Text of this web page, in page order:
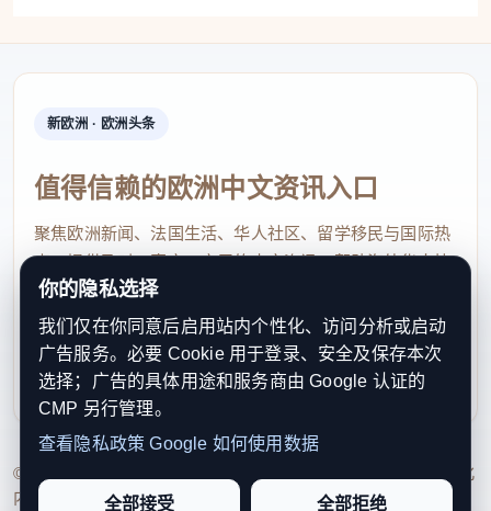
新欧洲 · 欧洲头条
值得信赖的欧洲中文资讯入口
聚焦欧洲新闻、法国生活、华人社区、留学移民与国际热
点，提供及时、真实、实用的中文资讯，帮助海外华人快
速了解欧洲动态。
contact@xinouzhou.com
服务支持、版权与合作：工作日优先处理站务、投稿与权
利通知
© 2026 新欧洲·欧洲头条. All Rights Reserved. 本网站持续优化
内容透明度、联系方式与用户权利说明，以提升品牌信任感和
你的隐私选择
我们仅在你同意后启用站内个性化、访问分析或启动
广告服务。必要 Cookie 用于登录、安全及保存本次
选择；广告的具体用途和服务商由 Google 认证的
CMP 另行管理。
查看隐私政策 Google 如何使用数据
全部接受 全部拒绝